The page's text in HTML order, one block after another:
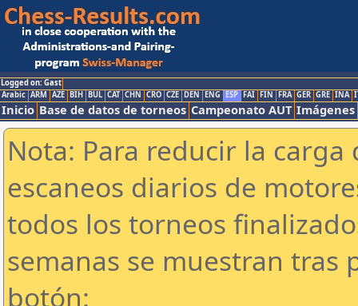
Logged on: Gast
Arabic ARM AZE BIH BUL CAT CHN CRO CZE DEN ENG ESP FAI FIN FRA GER GRE INA
Inicio Base de datos de torneos Campeonato AUT Imágenes
Nota: Para reducir la
escaneos diarios de
todos los torneos
semanas se muestran tras
botón: